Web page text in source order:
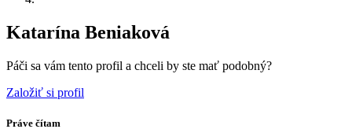
Katarína Beniaková
Páči sa vám tento profil a chceli by ste mať podobný?
Založiť si profil
Práve čítam